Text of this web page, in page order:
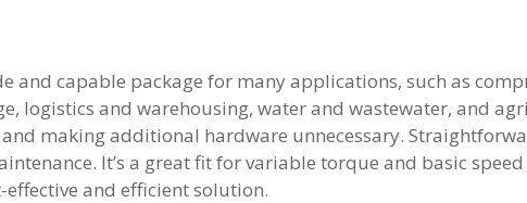
and capable package for many applications, such as
logistics and warehousing, water and wastewater, and
making additional hardware unnecessary.
It’s a great fit for variable torque and basic
and efficient solution.